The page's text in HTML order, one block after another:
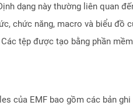
dạng này thường liên quan
chức năng, macro và biểu đồ
tệp được tạo bằng phần
của EMF bao gồm các bản